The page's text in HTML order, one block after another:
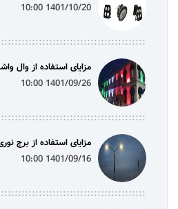
1401/10/20 10:00
مزایای استفاده از وال
1401/09/26 10:00
مزایای استفاده از برج
1401/09/16 10:00